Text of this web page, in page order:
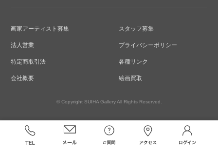
画家アーティスト募集 スタッフ募集
法人営業 プライバシーポリシー
特定商取引法 各種リンク
会社概要 絵画買取
© Copyright SUIHA Gallery.All Rights Reserved.